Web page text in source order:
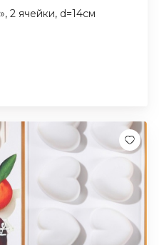
2 ячейки, d=14см